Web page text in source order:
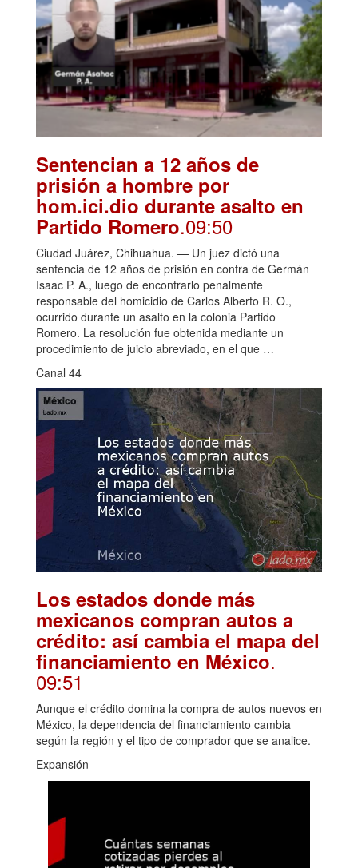
Sentencian a 12 años de
prisión a hombre por
hom.ici.dio durante asalto en
Partido Romero.09:50
Ciudad Juárez, Chihuahua. — Un juez dictó una
sentencia de 12 años de prisión en contra de Germán
Isaac P. A., luego de encontrarlo penalmente
responsable del homicidio de Carlos Alberto R. O.,
ocurrido durante un asalto en la colonia Partido
Romero. La resolución fue obtenida mediante un
procedimiento de juicio abreviado, en el que …
Canal 44
Los estados donde más
mexicanos compran autos a
crédito: así cambia el mapa del
financiamiento en México.
09:51
Aunque el crédito domina la compra de autos nuevos en
México, la dependencia del financiamiento cambia
según la región y el tipo de comprador que se analice.
Expansión